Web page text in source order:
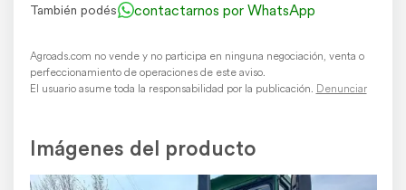
También podés contactarnos por WhatsApp
Agroads.com no vende y no participa en ninguna negociación, venta o
perfeccionamiento de operaciones de este aviso.
El usuario asume toda la responsabilidad por la publicación. Denunciar
Imágenes del producto